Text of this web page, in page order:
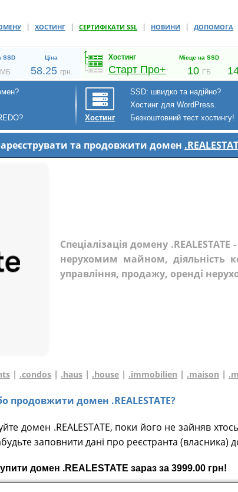
| ХОСТИНГ | СЕРТИФІКАТИ SSL | НОВИНИ | ДОПОМОГА
SSD Ціна
МБ 58.25 грн.
Хостинг
Старт Про+
Місце на SSD
10 ГБ
Хостинг
SSD: швидко та надійно?
Хостинг для WordPress.
Безкоштовний тест хостингу!
та продовжити домен
Спеціалізація домену
нерухомим майном, діяльність
управління, продажу, оренді
| .condos | .haus | .house | .immobilien | .maison |
продовжити домен .REALESTATE?
домен .REALESTATE, поки його не зайняв
заповнити дані про реєстранта (власника)
домен .REALESTATE зараз за 3999.00 грн!